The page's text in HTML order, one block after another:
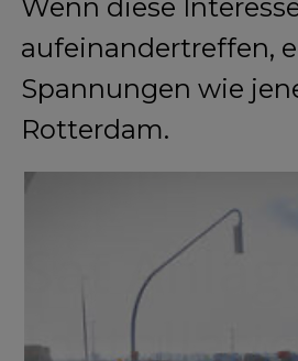
Wenn diese
aufeinandertreffen,
Spannungen wie
Rotterdam.